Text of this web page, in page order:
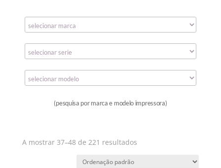
(pesquisa por marca e modelo impressora)
A mostrar 37–48 de 221 resultados